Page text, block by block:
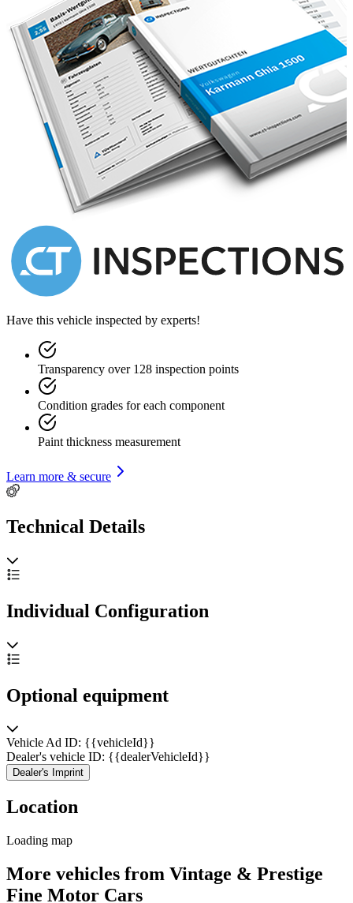
Have this vehicle inspected by experts!
Transparency over 128 inspection points
Condition grades for each component
Paint thickness measurement
Learn more & secure
Technical Details
Individual Configuration
Optional equipment
Vehicle Ad ID: {{vehicleId}}
Dealer's vehicle ID: {{dealerVehicleId}}
Dealer's Imprint
Location
Loading map
More vehicles from Vintage & Prestige
Fine Motor Cars